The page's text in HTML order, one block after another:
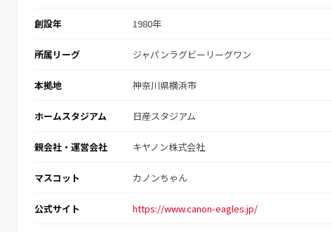
創設年 1980年
所属リーグ ジャパンラグビーリーグワン
本拠地 神奈川県横浜市
ホームスタジアム 日産スタジアム
親会社・運営会社 キヤノン株式会社
マスコット カノンちゃん
公式サイト https://www.canon-eagles.jp/